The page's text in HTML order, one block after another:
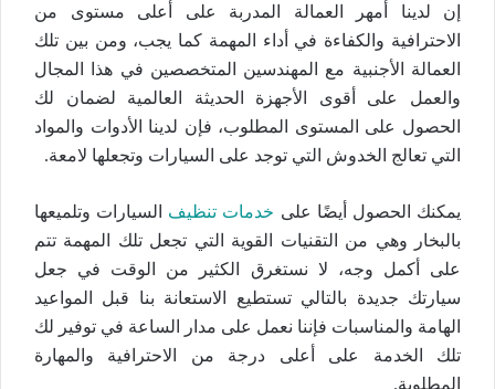
إن لدينا أمهر العمالة المدربة على أعلى مستوى من
الاحترافية والكفاءة في أداء المهمة كما يجب، ومن بين تلك
العمالة الأجنبية مع المهندسين المتخصصين في هذا المجال
والعمل على أقوى الأجهزة الحديثة العالمية لضمان لك
الحصول على المستوى المطلوب، فإن لدينا الأدوات والمواد
التي تعالج الخدوش التي توجد على السيارات وتجعلها لامعة.
يمكنك الحصول أيضًا على خدمات تنظيف السيارات وتلميعها
بالبخار وهي من التقنيات القوية التي تجعل تلك المهمة تتم
على أكمل وجه، لا نستغرق الكثير من الوقت في جعل
سيارتك جديدة بالتالي تستطيع الاستعانة بنا قبل المواعيد
الهامة والمناسبات فإننا نعمل على مدار الساعة في توفير لك
تلك الخدمة على أعلى درجة من الاحترافية والمهارة
المطلوبة.